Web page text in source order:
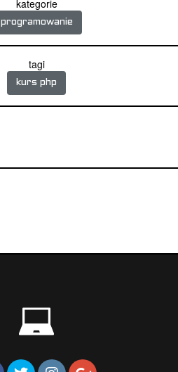
kategorie
programowanie
tagi
kurs php